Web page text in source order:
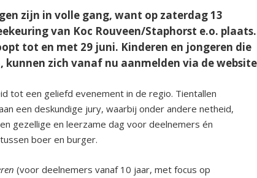
zijn in volle gang, want op zaterdag 13
van Koc Rouveen/Staphorst e.o. plaats.
tot en met 29 juni. Kinderen en jongeren die
zich vanaf nu aanmelden via de
tot een geliefd evenement in de regio. Tientallen
een deskundige jury, waarbij onder andere netheid,
gezellige en leerzame dag voor deelnemers én
boer en burger.
(voor deelnemers vanaf 10 jaar, met focus op